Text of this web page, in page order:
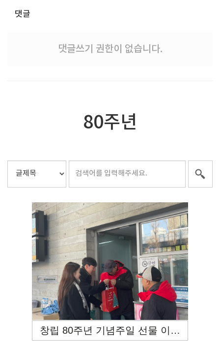
# 첨부 11.0N8A7572.JPG
댓글
댓글쓰기 권한이 없습니다.
80주년
창립 80주년 기념주일 선물 이웃 전달